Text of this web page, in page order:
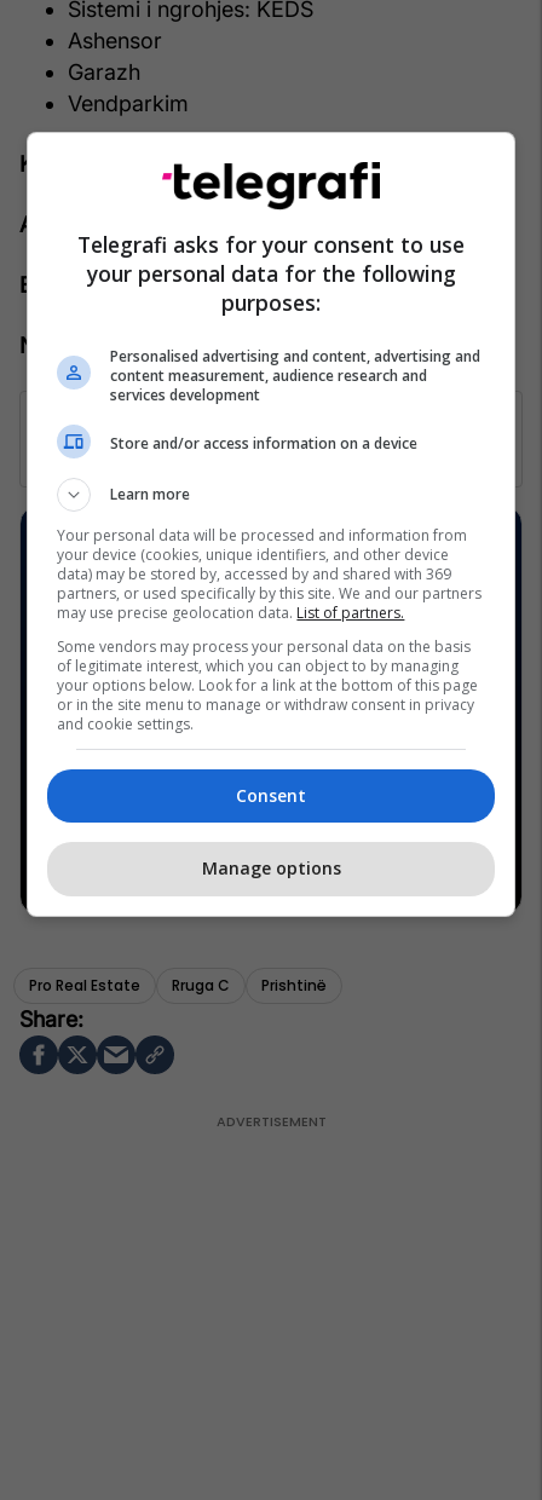
Sistemi i ngrohjes: KEDS
Ashensor
Garazh
Vendparkim
Kontakti:
Agjenti: Agan Ramaxhiku
Emaili: agan.ramaxhiku@pro-rks.com
Numri kontaktues: +383 44 888 444
Telegrafi asks for your consent to use
your personal data for the following
purposes:
Personalised advertising and content, advertising and
content measurement, audience research and
services development
Store and/or access information on a device
Learn more
Your personal data will be processed and information from
your device (cookies, unique identifiers, and other device
data) may be stored by, accessed by and shared with 369
partners, or used specifically by this site. We and our partners
may use precise geolocation data. List of partners.
Some vendors may process your personal data on the basis
of legitimate interest, which you can object to by managing
your options below. Look for a link at the bottom of this page
or in the site menu to manage or withdraw consent in privacy
and cookie settings.
Consent
Manage options